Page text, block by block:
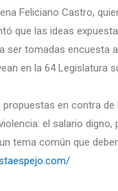
Feliciano Castro,
que las ideas
ser tomadas encuesta
en la 64 Legislatura
en contra
el salario
tema común que